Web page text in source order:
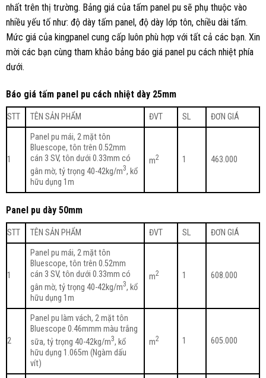
nhất trên thị trường. Bảng giá của tấm panel pu sẽ phụ thuộc vào
nhiều yếu tố như: độ dày tấm panel, độ dày lớp tôn, chiều dài tấm.
Mức giá của kingpanel cung cấp luôn phù hợp với tất cả các bạn. Xin
mời các bạn cùng tham khảo bảng báo giá panel pu cách nhiệt phía
dưới.
Báo giá tấm panel pu cách nhiệt dày 25mm
STT TÊN SẢN PHẨM ĐVT SL ĐƠN GIÁ
1
Panel pu mái, 2 mặt tôn
Bluescope, tôn trên 0.52mm
cán 3 SV, tôn dưới 0.33mm có
gân mờ, tỷ trọng 40-42kg/m3, kổ
hữu dụng 1m
m2 1 463.000
Panel pu dày 50mm
STT TÊN SẢN PHẨM ĐVT SL ĐƠN GIÁ
1
Panel pu mái, 2 mặt tôn
Bluescope, tôn trên 0.52mm
cán 3 SV, tôn dưới 0.33mm có
gân mờ, tỷ trọng 40-42kg/m3, kổ
hữu dụng 1m
m2 1 608.000
2
Panel pu làm vách, 2 mặt tôn
Bluescope 0.46mmm màu trắng
sữa, tỷ trọng 40-42kg/m3, kổ
hữu dụng 1.065m (Ngàm dấu
vít)
m2 1 605.000